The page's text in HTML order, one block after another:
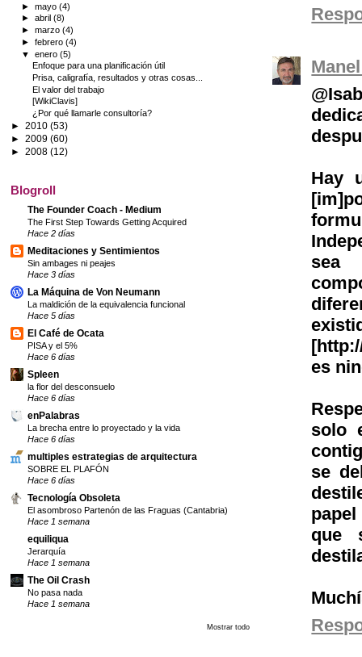
Hay
sea
es
solo
se
que
►mayo(4)
►abril(8)
►marzo(4)
►febrero(4)
▼enero(5)
Enfoque para una planificación útil
Prisa, caligrafía, resultados y otras cosas...
El valor del trabajo
[WikiClavis]
¿Por qué llamarle consultoría?
► 2010 (53)
► 2009 (60)
► 2008 (12)
Blogroll
The Founder Coach - Medium
The First Step Towards Getting Acquired
Hace 2 días
Meditaciones y Sentimientos
Sin ambages ni peajes
Hace 3 días
La Máquina de Von Neumann
La maldición de la equivalencia funcional
Hace 5 días
El Café de Ocata
PISA y el 5%
Hace 6 días
Spleen
la flor del desconsuelo
Hace 6 días
enPalabras
La brecha entre lo proyectado y la vida
Hace 6 días
multiples estrategias de arquitectura
SOBRE EL PLAFÓN
Hace 6 días
Tecnología Obsoleta
El asombroso Partenón de las Fraguas (Cantabria)
Hace 1 semana
equiliqua
Jerarquía
Hace 1 semana
The Oil Crash
No pasa nada
Hace 1 semana
Mostrar todo